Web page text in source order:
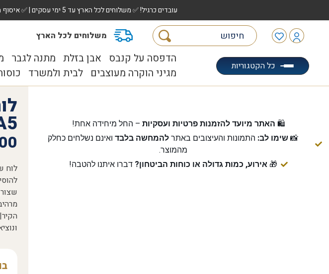
עובדים כרגיל! ✅ משלוחים לכל הארץ עד 5 ימי עסקים | ✅ איסוף מהיר "הוצאה לאוטו" | ✅ עיצוב אישי ומיוחד לכל מתנה. הזמינו עכשיו!
משלוחים לכל הארץ
כל הקטגוריות
הדפסה על קנבס אבן בזלת מתנה לגבר
מגיני הוקרה מעוצבים לבית ולמשרד
🛍️ האתר מיועד להזמנות פרטיות ועסקיות– החל מיחידה אחת!
📸 שימו לב: התמונות והעיצובים באתר להמחשה בלבדואינם נשלחים כחלק
מהמוצר.
🎁אירוע, כמות גדולה או כוחות הביטחון? דברו איתנו להטבה!